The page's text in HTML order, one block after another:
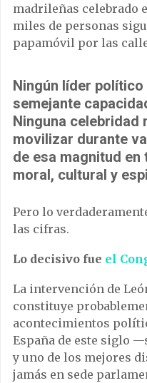
madrileñas celebrado
miles de personas
papamóvil por las
Ningún líder
semejante
Ninguna celebridad
movilizar durante
de esa magnitud en
moral, cultural y
Pero lo
las cifras.
Lo decisivo fue el
La intervención de
constituye
acontecimientos
España de este siglo
y uno de los mejores
jamás en sede